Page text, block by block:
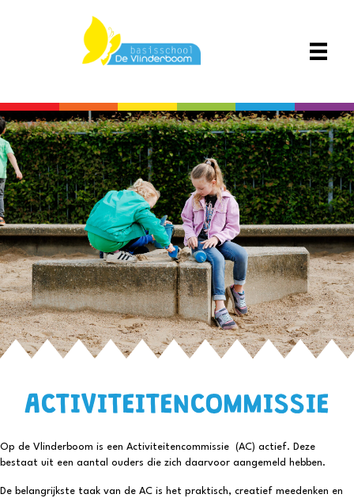
ACTIVITEITENCOMMISSIE
Op de Vlinderboom is een Activiteitencommissie (AC) actief. Deze
bestaat uit een aantal ouders die zich daarvoor aangemeld hebben.
De belangrijkste taak van de AC is het praktisch, creatief meedenken en